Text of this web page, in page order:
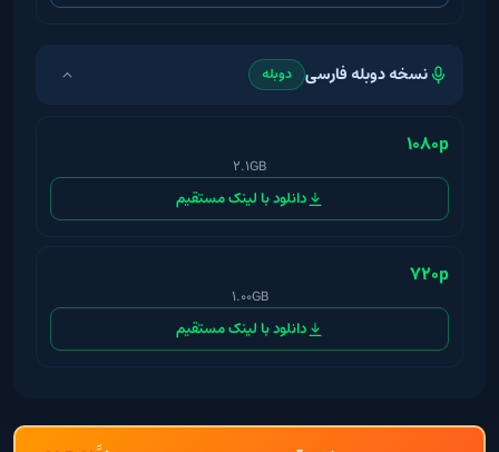
نسخه دوبله فارسی دوبله
1080p
2.1GB
دانلود با لینک مستقیم
720p
1.00GB
دانلود با لینک مستقیم